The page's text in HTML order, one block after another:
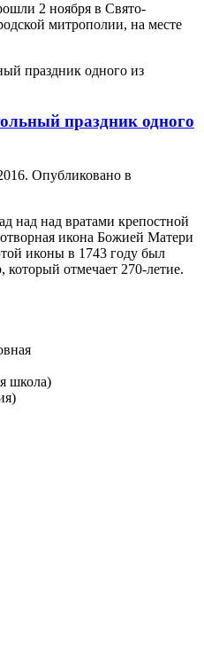
2 ноября в Свято-
митрополии, на месте
праздник одного
. Опубликовано в
над над вратами крепостной
икона Божией Матери
иконы в 1743 году был
отмечает 270-летие.
школа)